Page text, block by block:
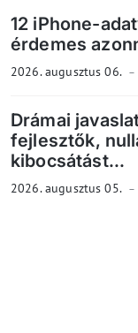
12 iPhone-
érdemes
2026. augusztus 06.
Drámai
fejlesztők,
kibocsátást...
2026. augusztus 05.